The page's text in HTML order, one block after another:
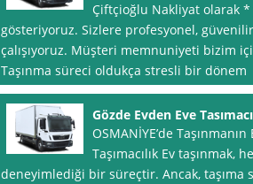
Çiftçioğlu Nakliyat olarak *
gösteriyoruz. Sizlere profesyonel,
çalışıyoruz. Müşteri memnuniyeti bizim
Taşınma süreci oldukça stresli bir dönem
Gözde Evden Eve
OSMANİYE’de
Taşımacılık Ev taşınmak,
deneyimlediği bir süreçtir. Ancak, taşıma